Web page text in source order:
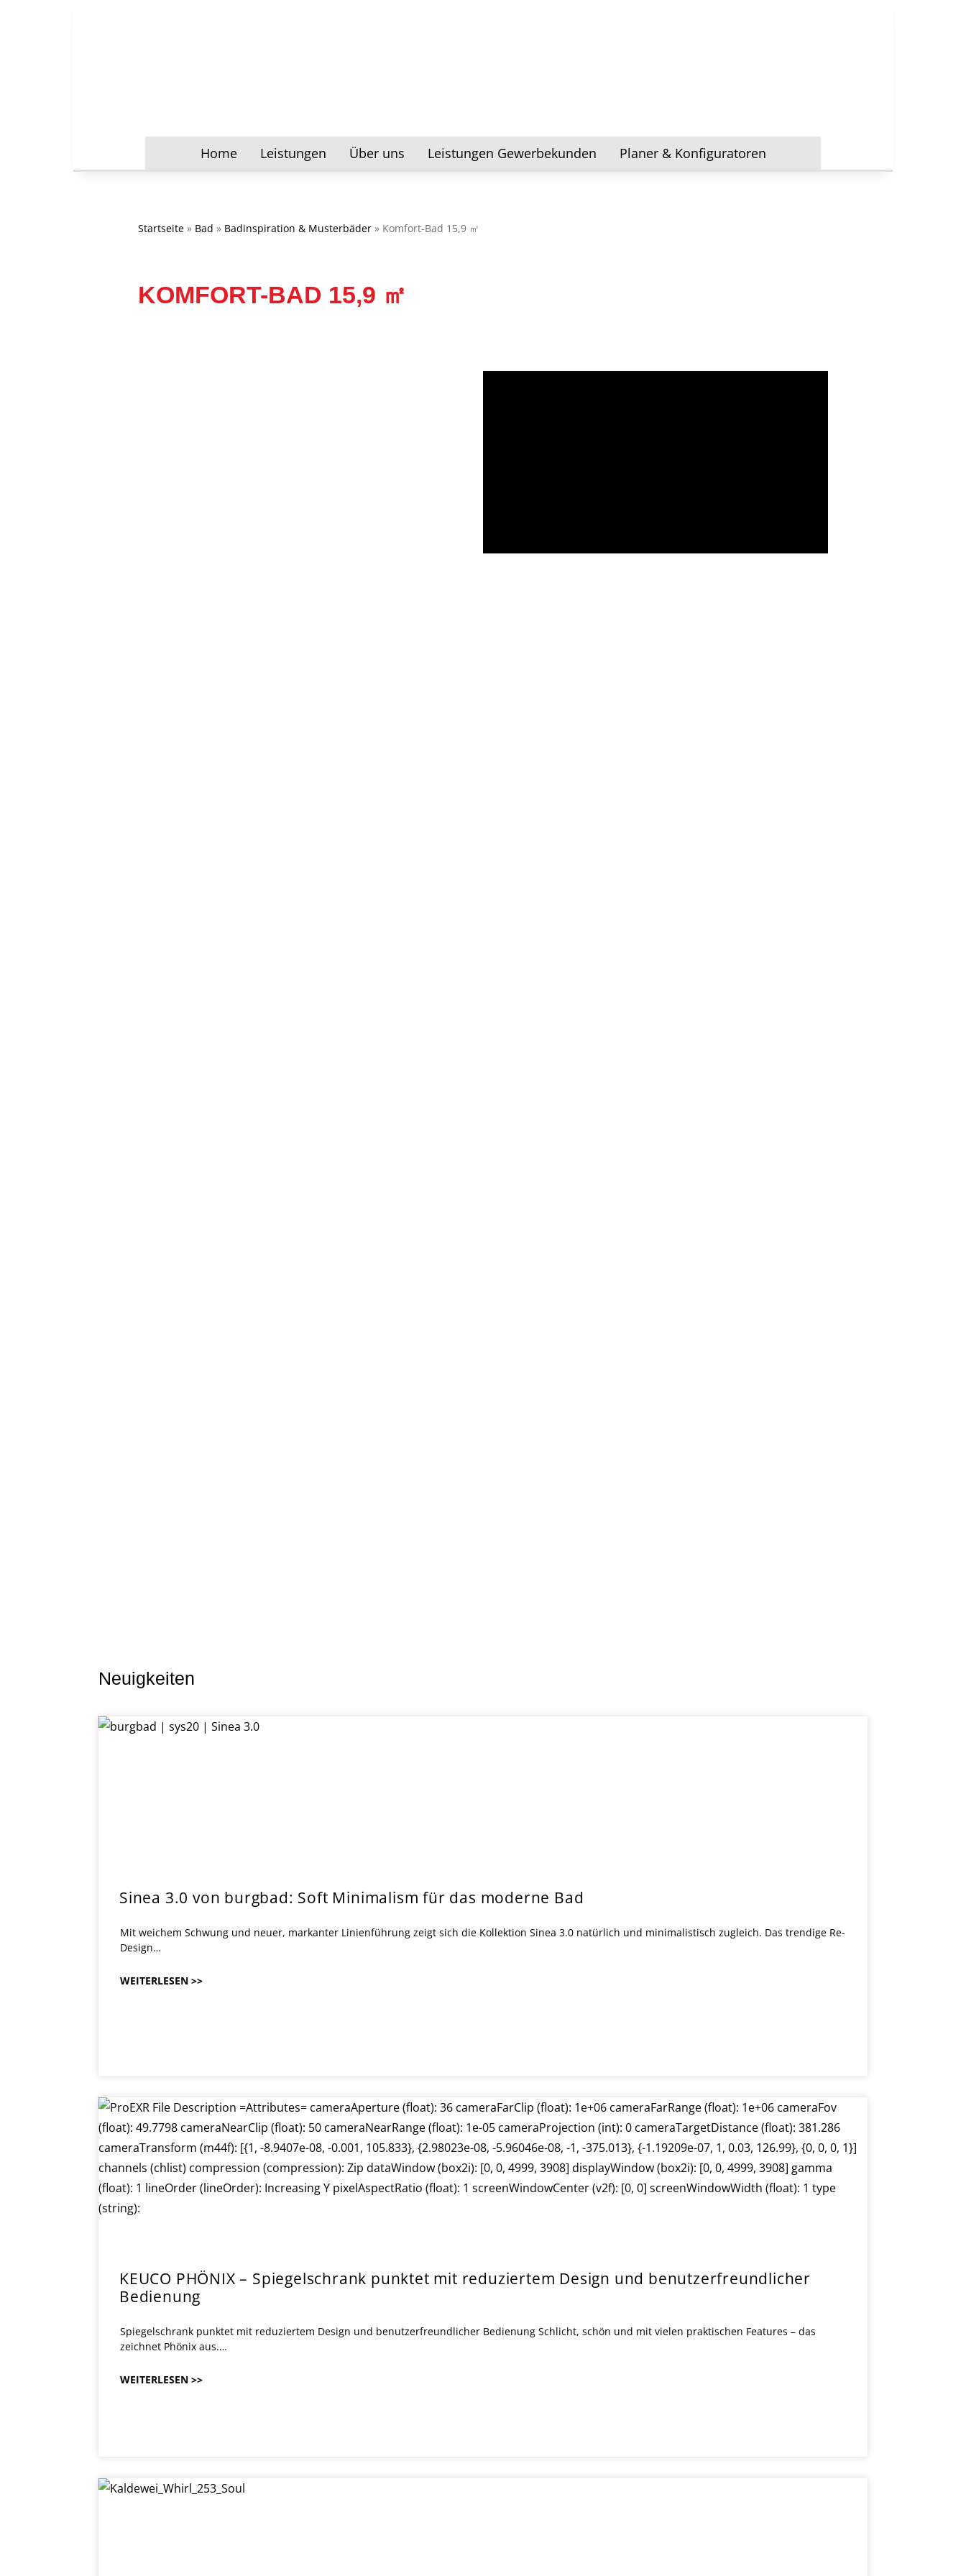
Home Leistungen Über uns Leistungen Gewerbekunden Planer & Konfiguratoren
Startseite » Bad » Badinspiration & Musterbäder » Komfort-Bad 15,9 ㎡
KOMFORT-BAD 15,9 ㎡
Neuigkeiten
Sinea 3.0 von burgbad: Soft Minimalism für das moderne Bad
Mit weichem Schwung und neuer, markanter Linienführung zeigt sich die Kollektion Sinea 3.0 natürlich und minimalistisch zugleich. Das trendige Re-
Design…
WEITERLESEN >>
KEUCO PHÖNIX – Spiegelschrank punktet mit reduziertem Design und benutzerfreundlicher
Bedienung
Spiegelschrank punktet mit reduziertem Design und benutzerfreundlicher Bedienung Schlicht, schön und mit vielen praktischen Features – das
zeichnet Phönix aus.…
WEITERLESEN >>